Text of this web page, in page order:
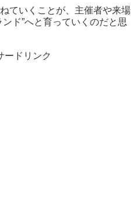
ていくことが、主催者や来場
ド”へと育っていくのだと思
ードリンク